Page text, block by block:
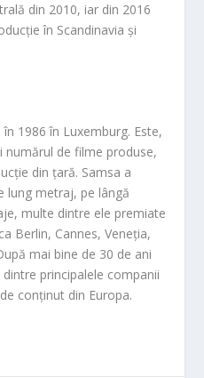
din 2010, iar din 2016
în Scandinavia și
1986 în Luxemburg. Este,
numărul de filme produse,
din țară. Samsa a
lung metraj, pe lângă
multe dintre ele premiate
Berlin, Cannes, Veneția,
mai bine de 30 de ani
dintre principalele companii
conținut din Europa.